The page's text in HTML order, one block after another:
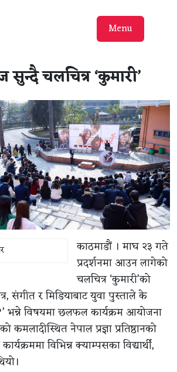
Menu
चलचित्र ‘कुमारी’
काठमाडौं । माघ २३ गते
प्रदर्शनमा आउन लागेको
चलचित्र ‘कुमारी’को
संगीत र मिडियाबाट युवा पुस्ताले के
भन्ने विषयमा छलफल कार्यक्रम आयोजना
कमलादीस्थित नेपाल प्रज्ञा प्रतिष्ठानको
विभिन्न क्याम्पसका विद्यार्थी,